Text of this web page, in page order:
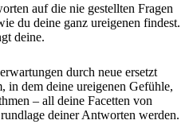
auf die nie gestellten Fragen
du deine ganz ureigenen findest.
deine.
durch neue ersetzt
in dem deine ureigenen Gefühle,
– all deine Facetten von
deiner Antworten werden.